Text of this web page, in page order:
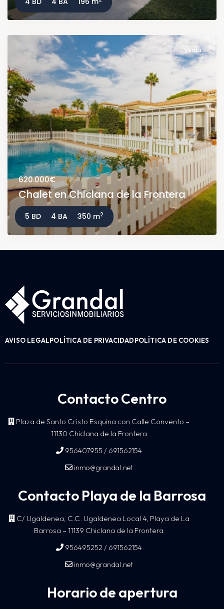
Venta
620.000€
Chalet en Chiclana de la Frontera
5 BD 4 BA 350 m2
AVISO LEGALPOLÍTICA DE PRIVACIDADPOLÍTICA DE COOKIES
Contacto Centro
Plaza de Santo Cristo Esquina con Calle Convento –
11130 Chiclana de la Frontera
956407955 / 691562154
inmo@grandal.net
Contacto Playa de la Barrosa
C/ Ugaldenea, C.C. Ugaldenea Local 4, Playa de La
Barrosa – 11139 Chiclana de la Frontera
956495252 / 691562154
inmo@grandal.net
Horario de apertura